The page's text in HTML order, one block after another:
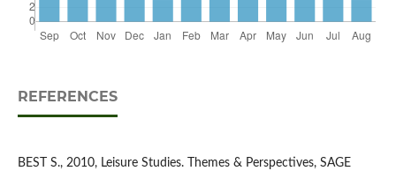
REFERENCES
BEST S., 2010, Leisure Studies. Themes & Perspectives, SAGE